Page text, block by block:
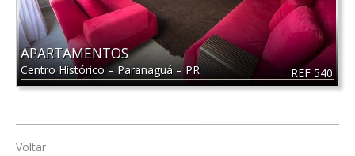
REF 540
APARTAMENTOS
Centro Histórico– Paranaguá–PR
Voltar